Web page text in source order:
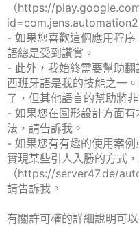
（https://
id=com.jens.automation2
- 如果您喜歡這個應用程
語總是受到讚賞。
- 此外，我始終需要幫助
西班牙語是我的技能之一
了，但其他語言的幫助將
- 如果您在圖形設計方面
法，請告訴我。
- 如果您有有趣的使用案
實現某些引人入勝的方式
（https://server47.de/
請告訴我。
有關許可權的詳細說明可以